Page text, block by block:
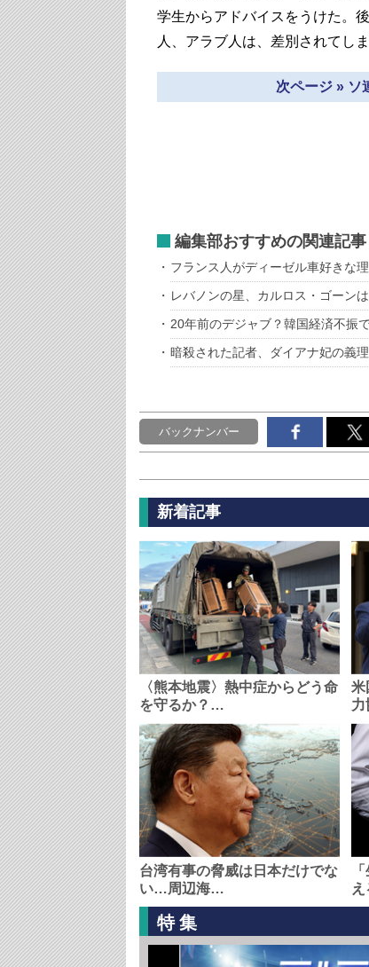
学生からアドバイス をうけた。
人、アラブ人は、差別されてし
次ページ » ソ
編集部おすすめの関連記事
フランス人がディーゼル車好きな
レバノンの星、カルロス・ゴーン
20年前のデジャブ？韓国経済不振
暗殺された記者、ダイアナ妃の義
バックナンバー
新着記事
〈熊本地震〉熱中症からどう命
を守るか？…
米
台湾有事の脅威は日本だけでな
い…周辺海…
特集